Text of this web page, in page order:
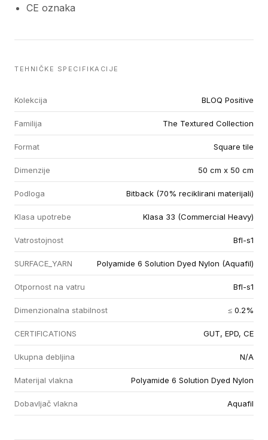
CE oznaka
TEHNIČKE SPECIFIKACIJE
Kolekcija BLOQ Positive
Familija The Textured Collection
Format Square tile
Dimenzije 50 cm x 50 cm
Podloga Bitback (70% reciklirani materijali)
Klasa upotrebe Klasa 33 (Commercial Heavy)
Vatrostojnost Bfl-s1
SURFACE_YARN Polyamide 6 Solution Dyed Nylon (Aquafil)
Otpornost na vatru Bfl-s1
Dimenzionalna stabilnost ≤ 0.2%
CERTIFICATIONS GUT, EPD, CE
Ukupna debljina N/A
Materijal vlakna Polyamide 6 Solution Dyed Nylon
Dobavljač vlakna Aquafil